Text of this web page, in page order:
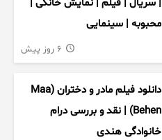
| سریال | فیلم | نمایش خانگی |
محبوبه | سینمایی
دانلود فیلم مادر و دختران (Maa
Behen) | نقد و بررسی درام
خانوادگی هندی